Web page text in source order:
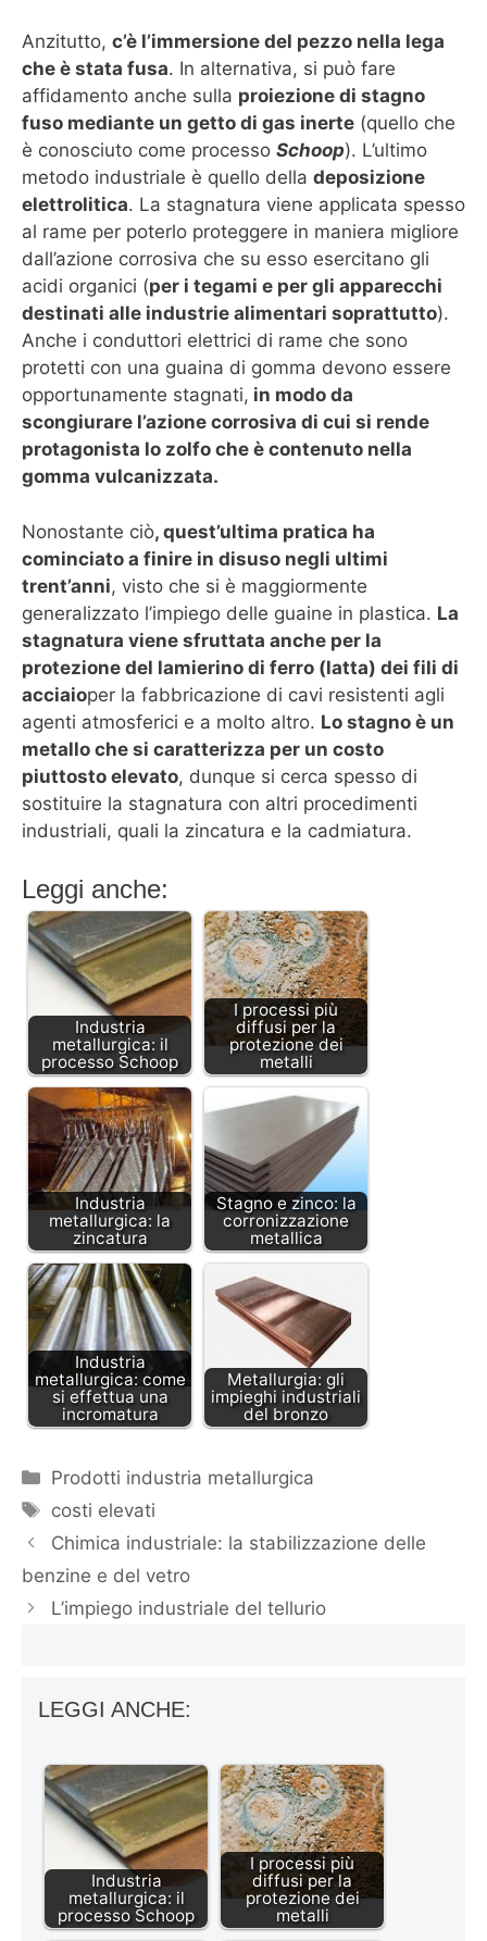
Anzitutto, c’è l’immersione del pezzo nella lega
che è stata fusa. In alternativa, si può fare
affidamento anche sulla proiezione di stagno
fuso mediante un getto di gas inerte (quello che
è conosciuto come processo Schoop). L’ultimo
metodo industriale è quello della deposizione
elettrolitica. La stagnatura viene applicata spesso
al rame per poterlo proteggere in maniera migliore
dall’azione corrosiva che su esso esercitano gli
acidi organici (per i tegami e per gli apparecchi
destinati alle industrie alimentari soprattutto).
Anche i conduttori elettrici di rame che sono
protetti con una guaina di gomma devono essere
opportunamente stagnati, in modo da
scongiurare l’azione corrosiva di cui si rende
protagonista lo zolfo che è contenuto nella
gomma vulcanizzata.
Nonostante ciò, quest’ultima pratica ha
cominciato a finire in disuso negli ultimi
trent’anni, visto che si è maggiormente
generalizzato l’impiego delle guaine in plastica. La
stagnatura viene sfruttata anche per la
protezione del lamierino di ferro (latta) dei fili di
acciaioper la fabbricazione di cavi resistenti agli
agenti atmosferici e a molto altro. Lo stagno è un
metallo che si caratterizza per un costo
piuttosto elevato, dunque si cerca spesso di
sostituire la stagnatura con altri procedimenti
industriali, quali la zincatura e la cadmiatura.
Leggi anche:
Industria
metallurgica: il
processo Schoop
I processi più
diffusi per la
protezione dei
metalli
Industria
metallurgica: la
zincatura
Stagno e zinco: la
corronizzazione
metallica
Industria
metallurgica: come
si effettua una
incromatura
Metallurgia: gli
impieghi industriali
del bronzo
Categorie
Prodotti industria metallurgica
Tag
costi elevati
Chimica industriale: la stabilizzazione delle
benzine e del vetro
L’impiego industriale del tellurio
LEGGI ANCHE:
Industria
metallurgica: il
processo Schoop
I processi più
diffusi per la
protezione dei
metalli